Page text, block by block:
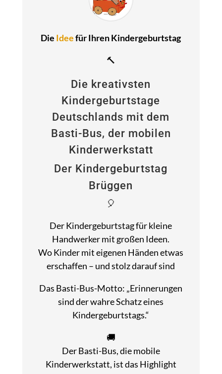
Die Ideefür Ihren Kindergeburtstag
🔨
Die kreativsten
Kindergeburtstage
Deutschlands mit dem
Basti-Bus, der mobilen
Kinderwerkstatt
Der Kindergeburtstag
Brüggen
🎈
Der Kindergeburtstag für kleine
Handwerker mit großen Ideen.
Wo Kinder mit eigenen Händen etwas
erschaffen – und stolz darauf sind
Das Basti-Bus-Motto: „Erinnerungen
sind der wahre Schatz eines
Kindergeburtstags.“
🚚
Der Basti-Bus, die mobile
Kinderwerkstatt, ist das Highlight